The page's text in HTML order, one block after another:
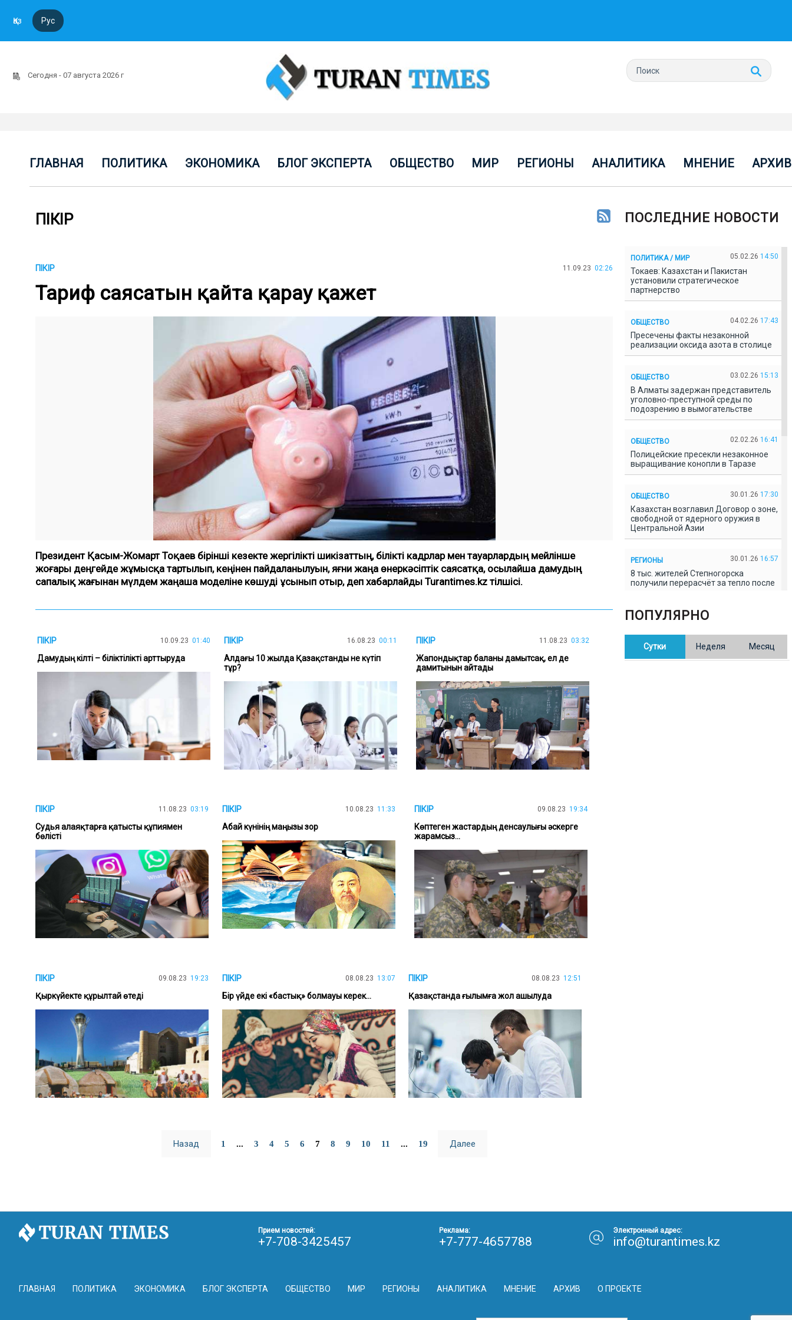
Қаз Рус
Сегодня - 07 августа 2026 г
ГЛАВНАЯ ПОЛИТИКА ЭКОНОМИКА БЛОГ ЭКСПЕРТА ОБЩЕСТВО МИР РЕГИОНЫ АНАЛИТИКА МНЕНИЕ АРХИВ
ПІКІР
ПІКІР 11.09.23 02:26
Тариф саясатын қайта қарау қажет
Президент Қасым-Жомарт Тоқаев бірінші кезекте жергілікті шикізаттың, білікті кадрлар мен тауарлардың мейлінше
жоғары деңгейде жұмысқа тартылып, кеңінен пайдаланылуын, яғни жаңа өнеркәсіптік саясатқа, осылайша дамудың
сапалық жағынан мүлдем жаңаша моделіне көшуді ұсынып отыр, деп хабарлайды Turantimes.kz тілшісі.
ПІКІР 10.09.23 01:40
Дамудың кілті – біліктілікті арттыруда
ПІКІР 16.08.23 00:11
Алдағы 10 жылда Қазақстанды не күтіп
тұр?
ПІКІР 11.08.23 03:32
Жапондықтар баланы дамытсақ, ел де
дамитынын айтады
ПІКІР 11.08.23 03:19
Судья алаяқтарға қатысты құпиямен
бөлісті
ПІКІР 10.08.23 11:33
Абай күнінің маңызы зор
ПІКІР 09.08.23 19:34
Көптеген жастардың денсаулығы әскерге
жарамсыз...
ПІКІР 09.08.23 19:23
Қыркүйекте құрылтай өтеді
ПІКІР 08.08.23 13:07
Бір үйде екі «бастық» болмауы керек...
ПІКІР 08.08.23 12:51
Қазақстанда ғылымға жол ашылуда
Назад 1 ... 3 4 5 6 7 8 9 10 11 ... 19 Далее
ПОСЛЕДНИЕ НОВОСТИ
ПОЛИТИКА / МИР 05.02.26 14:50
Токаев: Казахстан и Пакистан
установили стратегическое
партнерство
ОБЩЕСТВО 04.02.26 17:43
Пресечены факты незаконной
реализации оксида азота в столице
ОБЩЕСТВО 03.02.26 15:13
В Алматы задержан представитель
уголовно-преступной среды по
подозрению в вымогательстве
ОБЩЕСТВО 02.02.26 16:41
Полицейские пресекли незаконное
выращивание конопли в Таразе
ОБЩЕСТВО 30.01.26 17:30
Казахстан возглавил Договор о зоне,
свободной от ядерного оружия в
Центральной Азии
РЕГИОНЫ 30.01.26 16:57
8 тыс. жителей Степногорска
получили перерасчёт за тепло после
В Казахстане готовят новую
редакцию Конституции: меняется
ПОПУЛЯРНО
Сутки Неделя Месяц
ГЛАВНАЯ ПОЛИТИКА ЭКОНОМИКА БЛОГ ЭКСПЕРТА ОБЩЕСТВО МИР РЕГИОНЫ АНАЛИТИКА МНЕНИЕ АРХИВ О ПРОЕКТЕ
Прием новостей:
+7-708-3425457
Реклама:
+7-777-4657788
Электронный адрес:
info@turantimes.kz